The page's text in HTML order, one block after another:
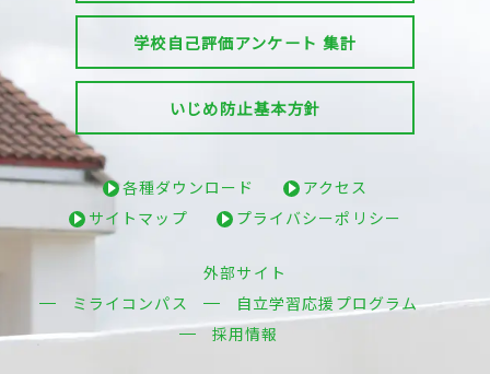
学校自己評価アンケート 集計
いじめ防止基本方針
各種ダウンロード
アクセス
サイトマップ
プライバシーポリシー
外部サイト
ミライコンパス
自立学習応援プログラム
採用情報